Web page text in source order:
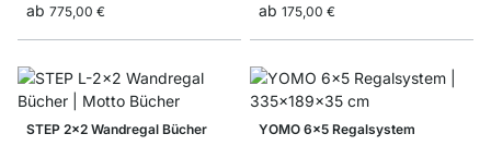
ab 775,00 € ab 175,00 €
STEP 2x2 Wandregal Bücher YOMO 6x5 Regalsystem